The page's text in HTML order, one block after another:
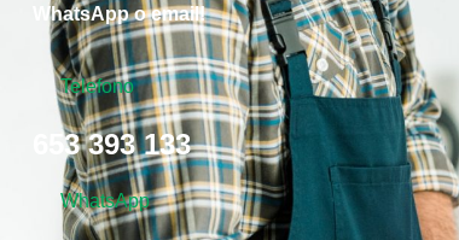
WhatsApp o email!
Telefono
653 393 133
WhatsApp